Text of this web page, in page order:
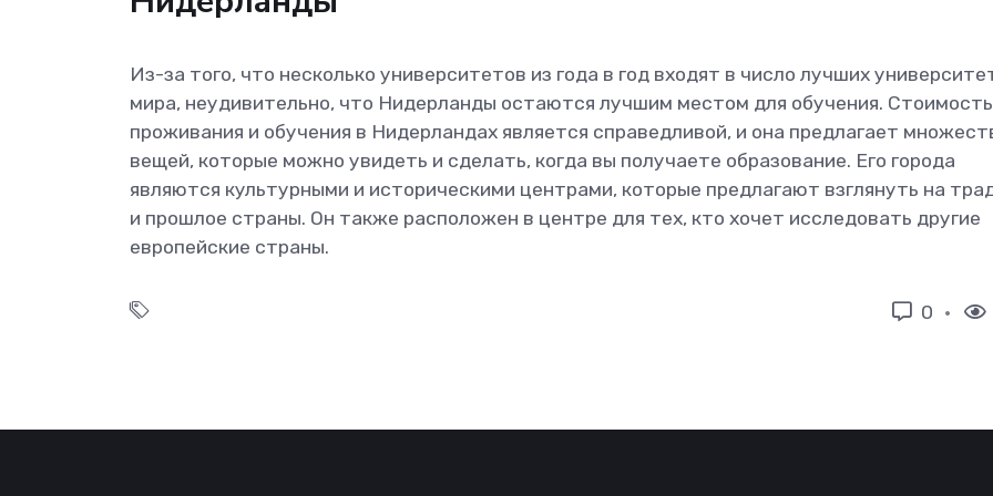
Из-за того, что несколько университетов из года в год входят в число лучших
мира, неудивительно, что Нидерланды остаются лучшим местом для обучения. Стоимость
проживания и обучения в Нидерландах является справедливой, и она предлагает
вещей, которые можно увидеть и сделать, когда вы получаете образование. Его города
являются культурными и историческими центрами, которые предлагают взглянуть на
и прошлое страны. Он также расположен в центре для тех, кто хочет исследовать другие
европейские страны.
0